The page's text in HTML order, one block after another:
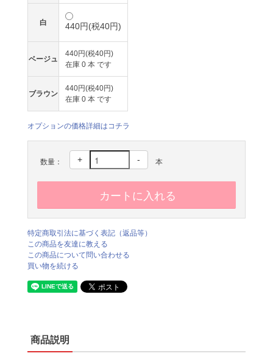
白 440円(税40円)
ベージュ
440円(税40円)
在庫 0 本 です
ブラウン
440円(税40円)
在庫 0 本 です
オプションの価格詳細はコチラ
数量： + - 本
特定商取引法に基づく表記（返品等）
この商品を友達に教える
この商品について問い合わせる
買い物を続ける
商品説明